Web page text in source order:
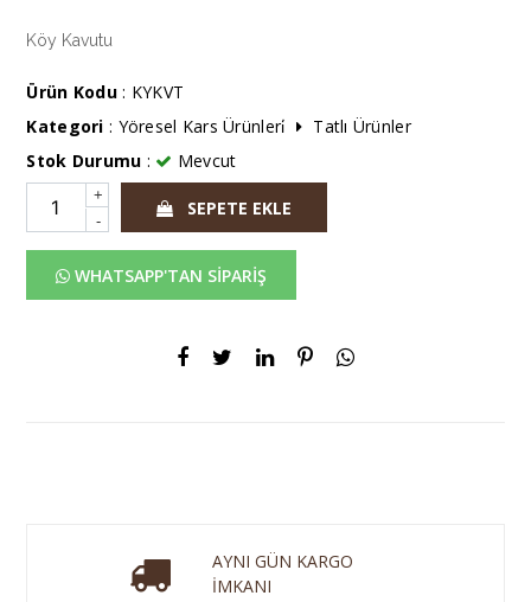
Köy Kavutu
Ürün Kodu: KYKVT
Kategori : Yöresel Kars Ürünleri̇
Tatlı Ürünler
Stok Durumu : Mevcut
+
-
SEPETE EKLE
WHATSAPP'TAN SİPARİŞ
AYNI GÜN KARGO
İMKANI